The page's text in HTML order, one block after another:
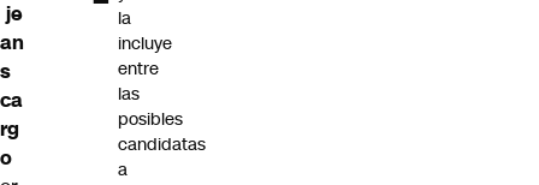
je
an
s
ca
rg
o
la
incluye
entre
las
posibles
candidatas
a